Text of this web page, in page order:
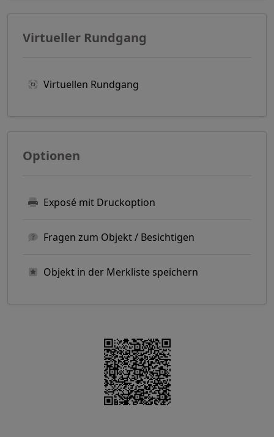
Virtueller Rundgang
Virtuellen Rundgang
Optionen
Exposé mit Druckoption
Fragen zum Objekt / Besichtigen
Objekt in der Merkliste speichern